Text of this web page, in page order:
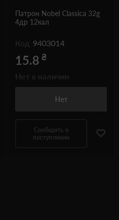
Патрон Nobel Classica 32g
4др 12кал
Код 9403014
15.8 ₴
Нет
Сообщить о
поступлении